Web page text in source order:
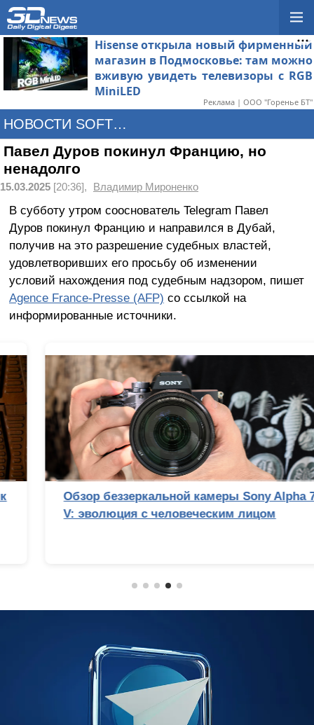
Hisense открыла новый фирменный
магазин в Подмосковье: там можно
вживую увидеть телевизоры с RGB
MiniLED
Реклама | ООО "Горенье БТ"
НОВОСТИ SOFTWARE
Павел Дуров покинул Францию, но
ненадолго
15.03.2025 [20:36], Владимир Мироненко
В субботу утром сооснователь Telegram Павел
Дуров покинул Францию и направился в Дубай,
получив на это разрешение судебных властей,
удовлетворивших его просьбу об изменении
условий нахождения под судебным надзором, пишет
Agence France-Presse (AFP) со ссылкой на
информированные источники.
Обзор беззеркальной камеры Sony Alpha 7
V: эволюция с человеческим лицом